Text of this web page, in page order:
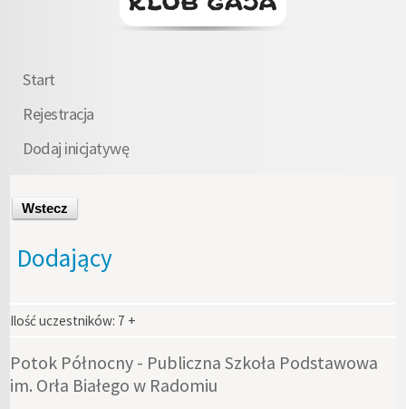
Start
Rejestracja
Dodaj inicjatywę
Wstecz
Dodający
Ilość uczestników: 7 +
Potok Północny - Publiczna Szkoła Podstawowa
im. Orła Białego w Radomiu